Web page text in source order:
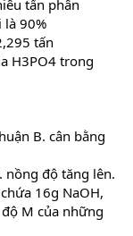
tấn phân
là 90%
tấn
H3PO4 trong
B. cân bằng
nồng độ tăng lên.
16g NaOH,
M của những